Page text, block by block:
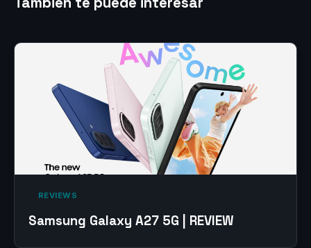
‎ REVIEWS‎
Samsung Galaxy A27 5G | REVIEW